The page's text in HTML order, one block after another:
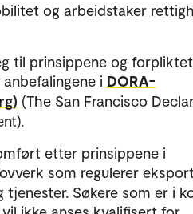
og arbeidstaker
til prinsippene og forpliktet
i DORA-
(The San Francisco
etter prinsippene i
som regulerer
tjenester. Søkere som er i